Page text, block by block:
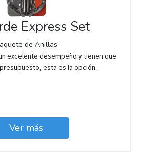
Express Set
de Anillas
excelente desempeño y tienen que
esta es la opción.
Ver más